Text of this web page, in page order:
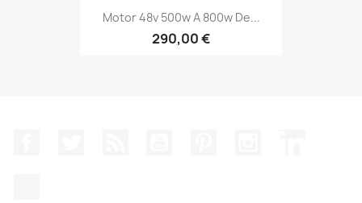
Motor 48v 500w A 800w De...
290,00 €